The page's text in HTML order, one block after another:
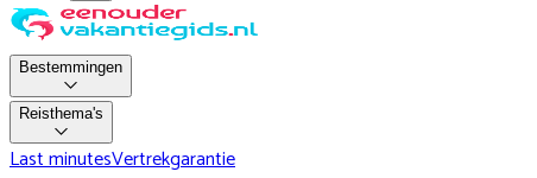
Bestemmingen
Reisthema's
Last minutesVertrekgarantie